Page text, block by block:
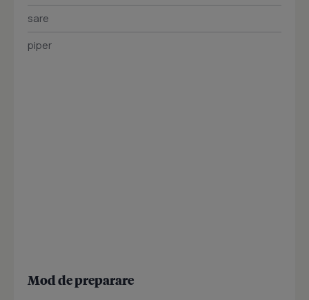
sare
piper
Mod de preparare